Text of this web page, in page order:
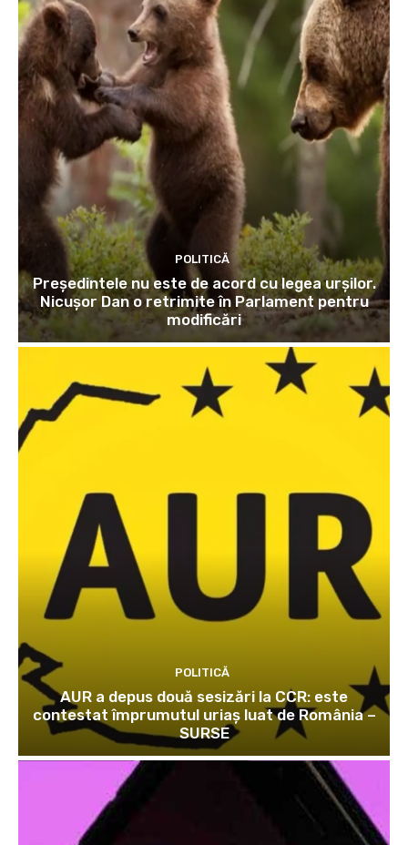
POLITICĂ
Președintele nu este de acord cu legea urșilor.
Nicușor Dan o retrimite în Parlament pentru
modificări
POLITICĂ
AUR a depus două sesizări la CCR: este
contestat împrumutul uriaș luat de România –
SURSE